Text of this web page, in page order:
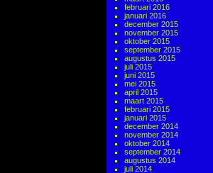
februari 2016
januari 2016
december 2015
november 2015
oktober 2015
september 2015
augustus 2015
juli 2015
juni 2015
mei 2015
april 2015
maart 2015
februari 2015
januari 2015
december 2014
november 2014
oktober 2014
september 2014
augustus 2014
juli 2014